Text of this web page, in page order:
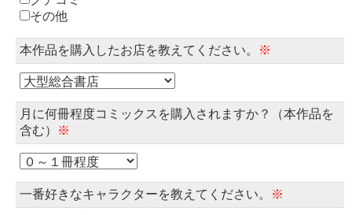
その他
本作品を購入したお店を教えてください。 ※
月に何冊程度コミックスを購入されますか？（本作品を
含む）
※
一番好きなキャラクターを教えてください。 ※